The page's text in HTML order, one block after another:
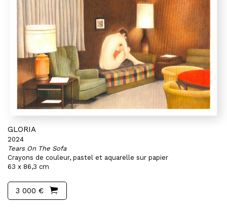
GLORIA
2024
Tears On The Sofa
Crayons de couleur, pastel et aquarelle sur papier
63 x 86,3 cm
3 000 €